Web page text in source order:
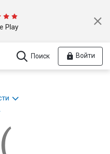
Play
Поиск Войти